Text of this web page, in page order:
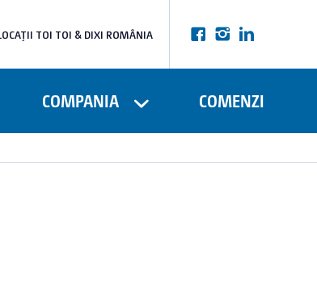
TOI TOI & DIXI ROMÂNIA
COMPANIA COMENZI